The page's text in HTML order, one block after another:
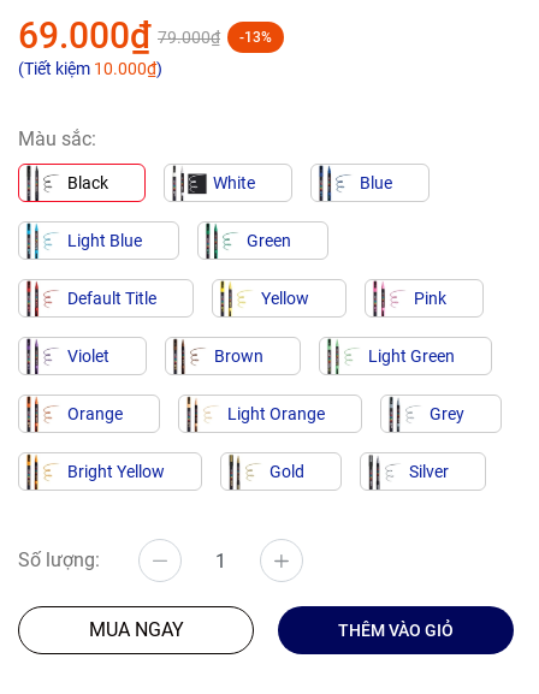
69.000₫ 79.000₫ -13%
(Tiết kiệm 10.000₫)
Màu sắc:
Black White Blue
Light Blue Green
Default Title Yellow Pink
Violet Brown Light Green
Orange Light Orange Grey
Bright Yellow Gold Silver
Số lượng:
MUA NGAY THÊM VÀO GIỎ